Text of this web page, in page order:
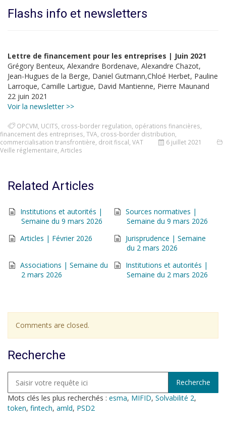
Flashs info et newsletters
Lettre de financement pour les entreprises | Juin 2021
Grégory Benteux, Alexandre Bordenave, Alexandre Chazot,
Jean-Hugues de la Berge, Daniel Gutmann,Chloé Herbet, Pauline
Larroque, Camille Lartigue, David Mantienne, Pierre Maunand
22 juin 2021
Voir la newsletter >>
OPCVM UCITS cross-border regulation opérations financières
financement des entreprises TVA cross-border distribution
commercialisation transfrontière droit fiscal VAT
6 juillet 2021
Veille réglementaire Articles
Related Articles
Institutions et autorités |
Semaine du 9 mars 2026
Sources normatives |
Semaine du 9 mars 2026
Articles | Février 2026
Jurisprudence | Semaine
du 2 mars 2026
Associations | Semaine du
2 mars 2026
Institutions et autorités |
Semaine du 2 mars 2026
Comments are closed.
Recherche
Mots clés les plus recherchés : esma, MIFID, Solvabilité 2,
token, fintech, amld, PSD2